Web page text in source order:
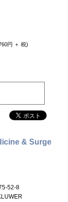
円 ＋ 税)
& Surge
52-8